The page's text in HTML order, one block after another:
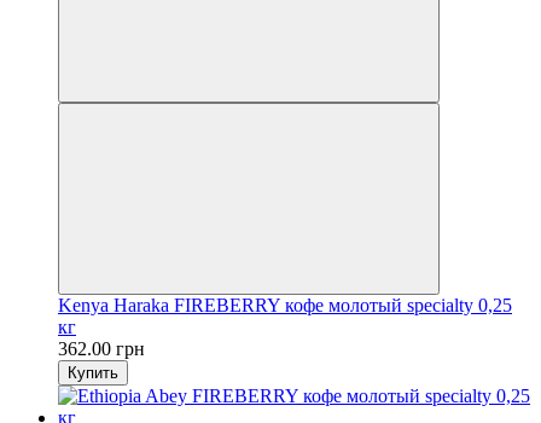
Kenya Haraka FIREBERRY кофе молотый specialty 0,25
кг
362.00 грн
Купить